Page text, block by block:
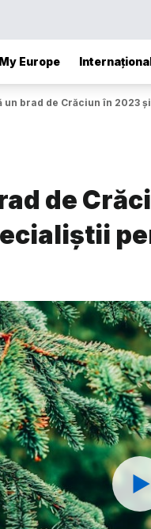
My Europe
un brad de Crăciun în 2023
de